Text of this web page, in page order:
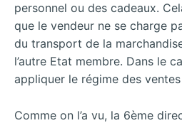
personnel ou des cadeaux.
que le vendeur ne se charge
du transport de la
l’autre Etat membre. Dans le
appliquer le régime des
Comme on l’a vu, la 6ème